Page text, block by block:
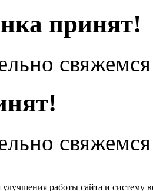
принят!
работы сайта и систему